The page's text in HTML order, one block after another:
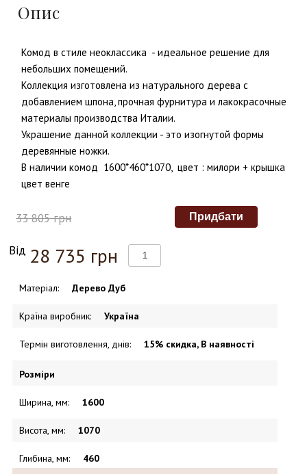
Опис
Комод в стиле неоклассика - идеальное решение для
небольших помещений.
Коллекция изготовлена из натурального дерева с
добавлением шпона, прочная фурнитура и лакокрасочные
материалы производства Италии.
Украшение данной коллекции - это изогнутой формы
деревянные ножки.
В наличии комод 1600*460*1070, цвет : милори + крышка
цвет венге
33 805 грн
Від 28 735 грн
Матеріал: Дерево Дуб
Країна виробник: Україна
Термін виготовлення, днів: 15% скидка, В наявності
Розміри
Ширина, мм: 1600
Висота, мм: 1070
Глибина, мм: 460